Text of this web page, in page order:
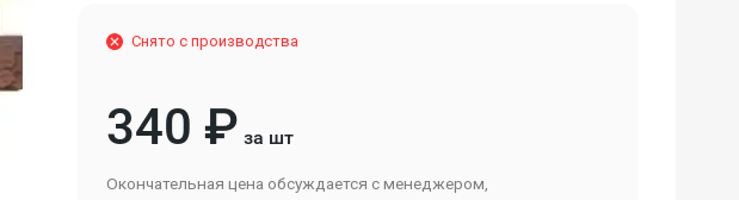
Снято с производства
340 ₽ за шт
Окончательная цена обсуждается с менеджером,